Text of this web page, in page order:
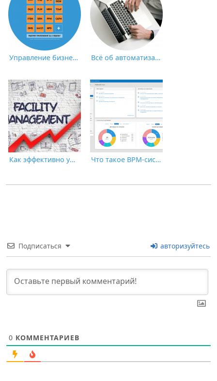
Управление бизнес-процессами – всё, что нужно знать Всё об автоматизации бизнес-процессов
Как эффективно управлять расходами с Facility management? Что такое BPM-системы и для чего они нужны
Подписаться авторизуйтесь
0 КОММЕНТАРИЕВ